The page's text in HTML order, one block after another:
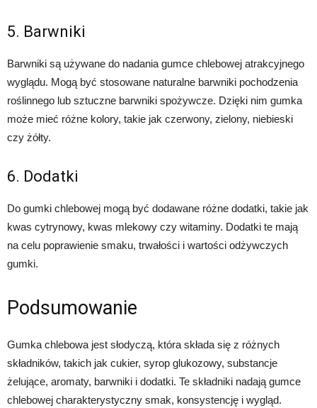
5. Barwniki
Barwniki są używane do nadania gumce chlebowej atrakcyjnego
wyglądu. Mogą być stosowane naturalne barwniki pochodzenia
roślinnego lub sztuczne barwniki spożywcze. Dzięki nim gumka
może mieć różne kolory, takie jak czerwony, zielony, niebieski
czy żółty.
6. Dodatki
Do gumki chlebowej mogą być dodawane różne dodatki, takie jak
kwas cytrynowy, kwas mlekowy czy witaminy. Dodatki te mają
na celu poprawienie smaku, trwałości i wartości odżywczych
gumki.
Podsumowanie
Gumka chlebowa jest słodyczą, która składa się z różnych
składników, takich jak cukier, syrop glukozowy, substancje
żelujące, aromaty, barwniki i dodatki. Te składniki nadają gumce
chlebowej charakterystyczny smak, konsystencję i wygląd.